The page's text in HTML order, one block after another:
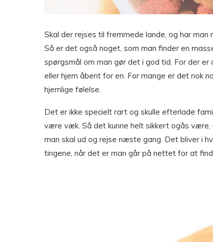
Skal der rejses til fremmede lande, og har
Så er det også noget, som man finder en
spørgsmål om man gør det i god tid. For der
eller hjem åbent for en. For mange er det nok
hjemlige følelse.
Det er ikke specielt rart og skulle efterlade
være væk. Så det kunne helt sikkert ogås
man skal ud og rejse næste gang. Det bliver i
tingene, når det er man går på nettet for at